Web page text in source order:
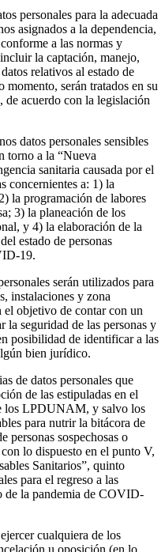
personales para la adecuada
asignados a la dependencia,
a las normas y
la captación, manejo,
relativos al estado de
momento, serán tratados en su
de acuerdo con la legislación
datos personales sensibles
torno a la “Nueva
sanitaria causada por el
concernientes a: 1) la
la programación de labores
3) la planeación de los
y 4) la elaboración de la
estado de personas
19.
serán utilizados para
instalaciones y zona
el objetivo de contar con un
la seguridad de las personas y
posibilidad de identificar a las
bien jurídico.
de datos personales que
de las estipuladas en el
los LPDUNAM, y salvo los
para nutrir la bitácora de
personas sospechosas o
lo dispuesto en el punto V,
Sanitarios”, quinto
para el regreso a las
de la pandemia de COVID-
cualquiera de los